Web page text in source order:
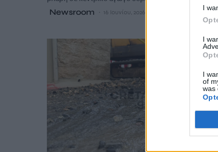
I
I
I
of
was
Newsroom 16 Ιουνίου, 2026